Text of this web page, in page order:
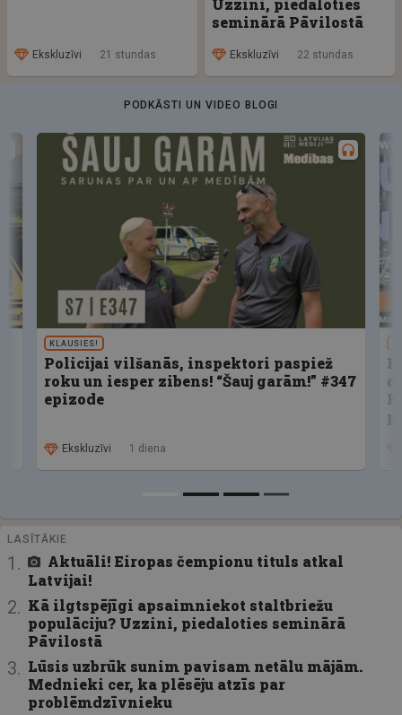
Ekskluzīvi 21 stundas
Uzzini, piedaloties
seminārā Pāvilostā
Ekskluzīvi 22 stundas
PODKĀSTI UN VIDEO BLOGI
KLAUSIES!
Policijai vilšanās, inspektori paspiež
roku un iesper zibens! “Šauj garām!” #347
epizode
Ekskluzīvi 1 diena
LASĪTĀKIE
Aktuāli! Eiropas čempionu tituls atkal
Latvijai!
Kā ilgtspējīgi apsaimniekot staltbriežu
populāciju? Uzzini, piedaloties seminārā
Pāvilostā
Lūsis uzbrūk sunim pavisam netālu mājām.
Mednieki cer, ka plēsēju atzīs par
problēmdzīvnieku